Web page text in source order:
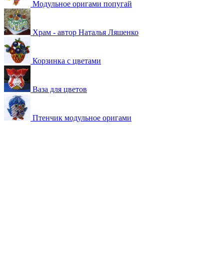
Модульное оригами попугай
Храм - автор Наталья Ляшенко
Корзинка с цветами
Ваза для цветов
Птенчик модульное оригами